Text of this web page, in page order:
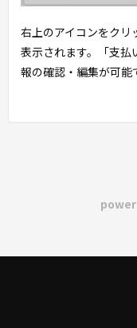
右上のアイコンをクリ
表示されます。「支払
報の確認・編集が可能